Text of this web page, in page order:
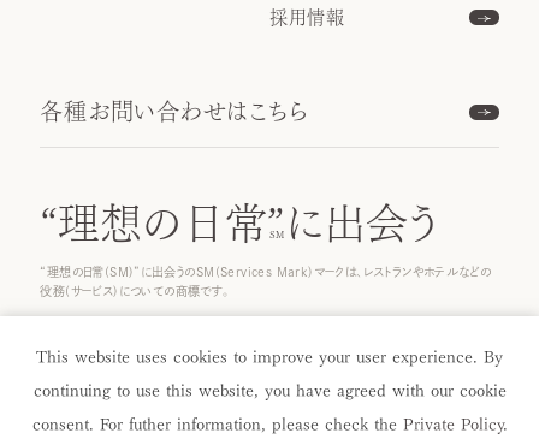
採用情報
各種お問い合わせはこちら
“理想の日常”に出会う
“理想の日常(SM)”に出会うのSM(Services Mark)マークは、レストランやホテルなどの
役務(サービス)についての商標です。
This website uses cookies to improve your user experience. By
continuing to use this website, you have agreed with our cookie
consent. For futher information, please check the Private Policy.